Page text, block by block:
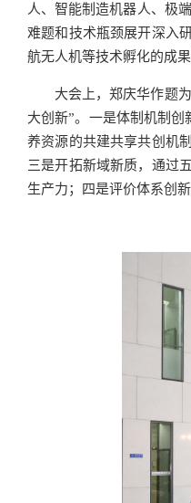
人、智能制造机器人、极
难题和技术瓶颈展开深入
航无人机等技术孵化的成
大会上，郑庆华作题
大创新”。一是体制机制
养资源的共建共享共创机
三是开拓新域新质，通过
生产力；四是评价体系创